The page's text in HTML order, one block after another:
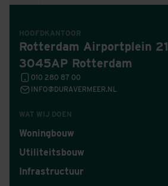
WAT WIJ DOEN
Woningbouw
Utiliteitsbouw
Infrastructuur
HOOFDKANTOOR
Rotterdam Airportplein 21
3045AP Rotterdam
010 280 87 00
INFO@DURAVERMEER.NL